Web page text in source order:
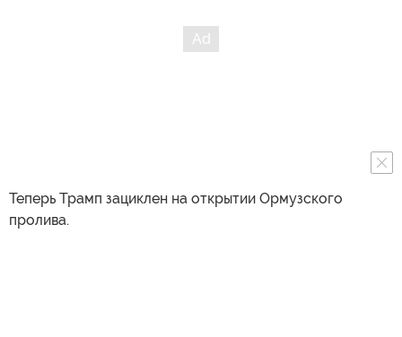
Теперь Трамп зациклен на открытии Ормузского
пролива.